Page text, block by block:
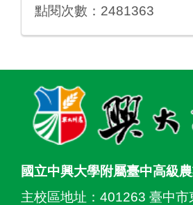
點閱次數：2481363
國立中興大學附屬臺中高級
主校區地址： 401263 臺中市